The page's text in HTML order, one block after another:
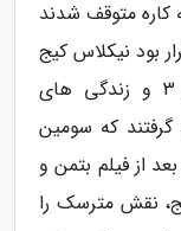
متوقف شدند
بود نیکلاس کیج
در آن ها ظاهر گردد. علاوه بر بتمن 3 و زندگی های
گرفتند که سومین
از فیلم بتمن و
نقش مترسک را